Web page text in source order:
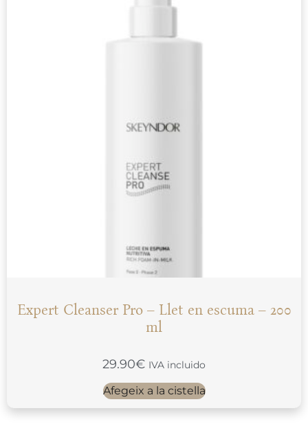
Expert Cleanser Pro – Llet en escuma – 200
ml
29.90€ IVA incluido
Afegeix a la cistella